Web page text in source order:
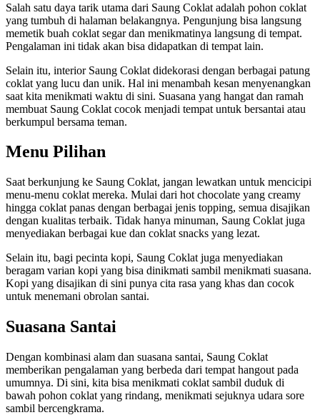
Salah satu daya tarik utama dari Saung Coklat adalah pohon coklat
yang tumbuh di halaman belakangnya. Pengunjung bisa langsung
memetik buah coklat segar dan menikmatinya langsung di tempat.
Pengalaman ini tidak akan bisa didapatkan di tempat lain.
Selain itu, interior Saung Coklat didekorasi dengan berbagai patung
coklat yang lucu dan unik. Hal ini menambah kesan menyenangkan
saat kita menikmati waktu di sini. Suasana yang hangat dan ramah
membuat Saung Coklat cocok menjadi tempat untuk bersantai atau
berkumpul bersama teman.
Menu Pilihan
Saat berkunjung ke Saung Coklat, jangan lewatkan untuk mencicipi
menu-menu coklat mereka. Mulai dari hot chocolate yang creamy
hingga coklat panas dengan berbagai jenis topping, semua disajikan
dengan kualitas terbaik. Tidak hanya minuman, Saung Coklat juga
menyediakan berbagai kue dan coklat snacks yang lezat.
Selain itu, bagi pecinta kopi, Saung Coklat juga menyediakan
beragam varian kopi yang bisa dinikmati sambil menikmati suasana.
Kopi yang disajikan di sini punya cita rasa yang khas dan cocok
untuk menemani obrolan santai.
Suasana Santai
Dengan kombinasi alam dan suasana santai, Saung Coklat
memberikan pengalaman yang berbeda dari tempat hangout pada
umumnya. Di sini, kita bisa menikmati coklat sambil duduk di
bawah pohon coklat yang rindang, menikmati sejuknya udara sore
sambil bercengkrama.